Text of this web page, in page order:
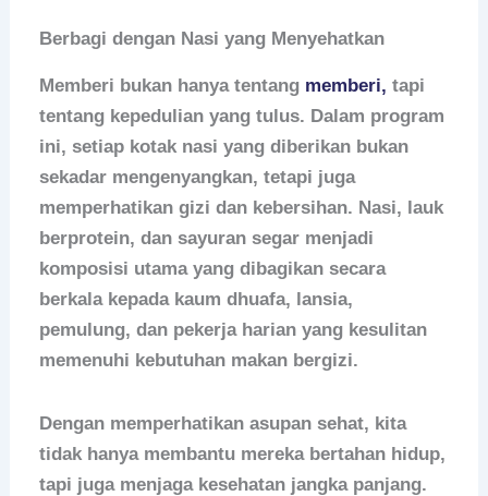
Berbagi dengan Nasi yang Menyehatkan
Memberi bukan hanya tentang memberi, tapi
tentang kepedulian yang tulus. Dalam program
ini, setiap kotak nasi yang diberikan bukan
sekadar mengenyangkan, tetapi juga
memperhatikan gizi dan kebersihan. Nasi, lauk
berprotein, dan sayuran segar menjadi
komposisi utama yang dibagikan secara
berkala kepada kaum dhuafa, lansia,
pemulung, dan pekerja harian yang kesulitan
memenuhi kebutuhan makan bergizi.
Dengan memperhatikan asupan sehat, kita
tidak hanya membantu mereka bertahan hidup,
tapi juga menjaga kesehatan jangka panjang.